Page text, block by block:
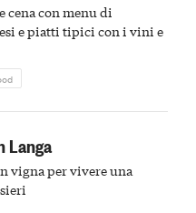
cena con menu di
e piatti tipici con i vini e
Langa
vigna per vivere una